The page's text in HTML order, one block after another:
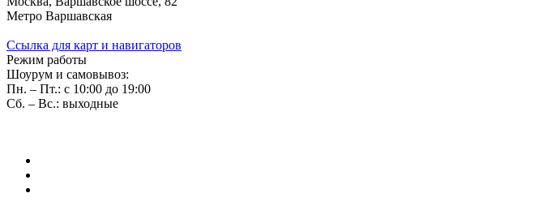
Метро Варшавская
Ссылка для карт и навигаторов
Режим работы
Шоурум и самовывоз:
Пн. – Пт.: с 10:00 до 19:00
Сб. – Вс.: выходные